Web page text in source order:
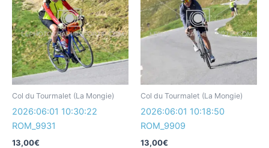
Col du Tourmalet (La Mongie)
2026:06:01 10:30:22
ROM_9931
13,00€
Col du Tourmalet (La Mongie)
2026:06:01 10:18:50
ROM_9909
13,00€